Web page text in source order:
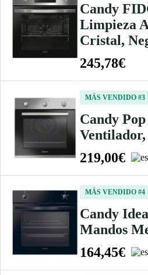
Candy
Limpieza
Cristal,
245,78€
MÁS VENDIDO #3
Candy
219,00€
MÁS VENDIDO #4
Candy
Mandos
164,45€